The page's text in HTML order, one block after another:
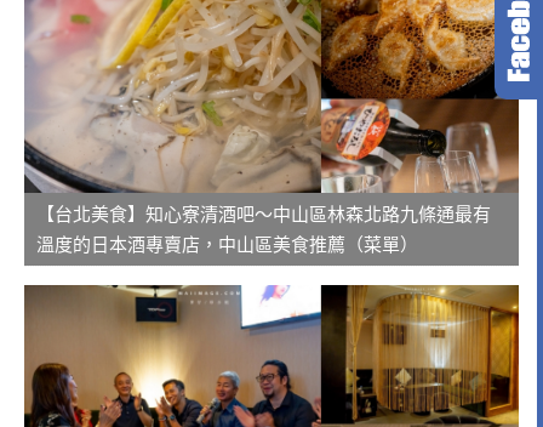
【台北美食】知心寮清酒吧～中山區林森北路九條通最有
溫度的日本酒專賣店，中山區美食推薦（菜單）